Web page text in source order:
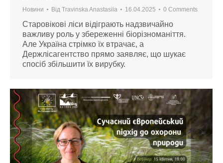
Новини Від Travinska Anastasiia 16.04.2025 0 Comments
Старовікові ліси відіграють надзвичайно
важливу роль у збереженні біорізноманіття.
Але Україна стрімко їх втрачає, а
Держлісагентство прямо заявляє, що шукає
спосіб збільшити їх вирубку.